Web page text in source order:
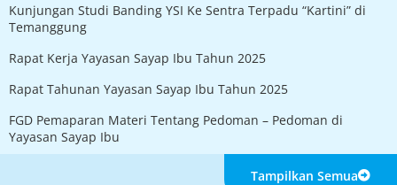
Kunjungan Studi Banding YSI Ke Sentra Terpadu “Kartini” di
Temanggung
Rapat Kerja Yayasan Sayap Ibu Tahun 2025
Rapat Tahunan Yayasan Sayap Ibu Tahun 2025
FGD Pemaparan Materi Tentang Pedoman – Pedoman di
Yayasan Sayap Ibu
Tampilkan Semua